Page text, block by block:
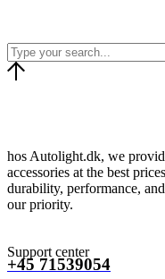
hos Autolight.dk, we
accessories at the best
durability, performance,
our priority.
Support center
+45 71539054